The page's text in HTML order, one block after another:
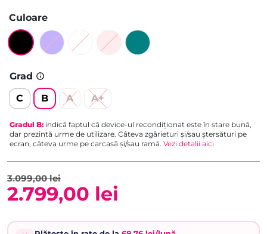
Culoare
Grad
A+
A
B
C
Gradul B: indică faptul că device-ul recondiționat este în stare bună,
dar prezintă urme de utilizare. Câteva zgârieturi și/sau ștersături pe
ecran, câteva urme pe carcasă și/sau ramă. Vezi detalii aici
3.099,00lei
2.799,00 lei